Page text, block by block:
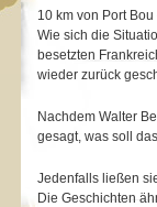
10 km von Port
Wie sich die
besetzten
wieder zurück
Nachdem Walter
gesagt, was soll
Jedenfalls ließen
Die Geschichten